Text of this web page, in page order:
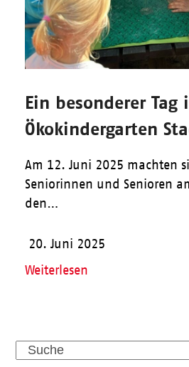
Ein besonderer Tag
Ökokindergarten
Am 12. Juni 2025 machten
Seniorinnen und Senioren
den…
20. Juni 2025
Weiterlesen
Search